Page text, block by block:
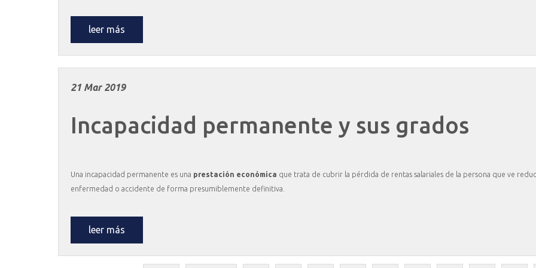
leer más
21 Mar 2019
Incapacidad permanente y sus grados
Una incapacidad permanente es una prestación económica que trata de cubrir la pérdida de rentas salariales de la persona que ve
enfermedad o accidente de forma presumiblemente definitiva.
leer más